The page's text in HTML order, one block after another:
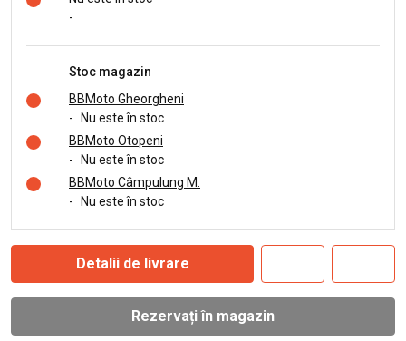
-
Stoc magazin
BBMoto Gheorgheni
-
Nu este în stoc
BBMoto Otopeni
-
Nu este în stoc
BBMoto Câmpulung M.
-
Nu este în stoc
Detalii de livrare
Rezervați în magazin